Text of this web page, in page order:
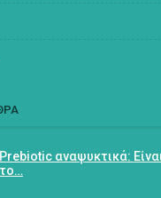
Prebiotic αναψυκτικά:
το…